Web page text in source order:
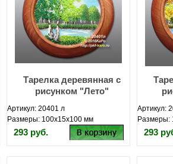
Тарелка деревянная с
рисунком "Лето"
Артикул: 20401 л
Размеры: 100х15х100 мм
293 руб.
Артикул:
Размеры:
293